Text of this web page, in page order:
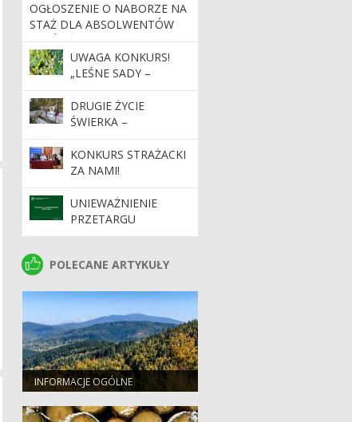
OGŁOSZENIE O NABORZE NA
STAŻ DLA ABSOLWENTÓW
SZKÓŁ ŚREDNICH I
WYŻSZYCH 2026/2027
UWAGA KONKURS!
„LEŚNE SADY –
DZIEDZICTWO,
KTÓRE TRWA”
DRUGIE ŻYCIE
ŚWIERKA –
WSPIERANIE
BIORÓŻNORODNOŚCI
CZYLI WSPÓŁPRACA
NADLEŚNICTWA
JELEŚNIA Z
WĘDKARZAMI
KONKURS STRAŻACKI
ZA NAMI!
UNIEWAŻNIENIE
PRZETARGU
POLECANE ARTYKUŁY
POLECANE ARTYKUŁY
INFORMACJE OGÓLNE